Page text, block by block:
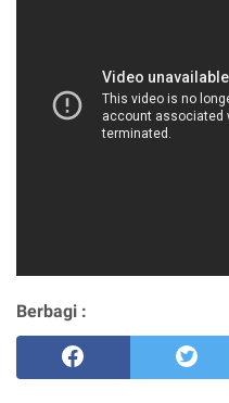
Berbagi :